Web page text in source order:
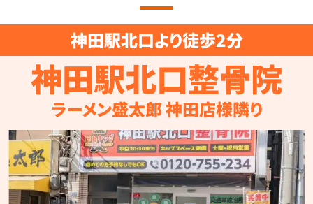
神田駅北口より徒歩2分
神田駅北口整骨院
ラーメン盛太郎 神田店様隣り